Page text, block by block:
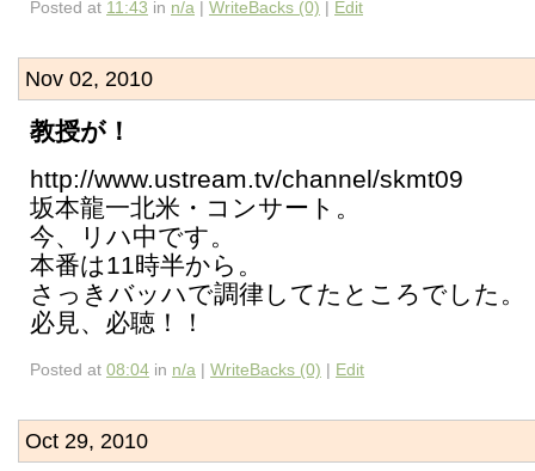
Posted at 11:43 in n/a | WriteBacks (0) | Edit
Nov 02, 2010
教授が！
http://www.ustream.tv/channel/skmt09
坂本龍一北米・コンサート。
今、リハ中です。
本番は11時半から。
さっきバッハで調律してたところでした。
必見、必聴！！
Posted at 08:04 in n/a | WriteBacks (0) | Edit
Oct 29, 2010